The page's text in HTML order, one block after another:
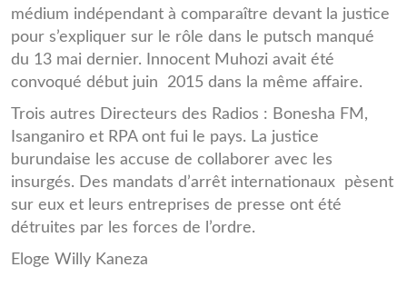
médium indépendant à comparaître devant la justice
pour s’expliquer sur le rôle dans le putsch manqué
du 13 mai dernier. Innocent Muhozi avait été
convoqué début juin 2015 dans la même affaire.
Trois autres Directeurs des Radios : Bonesha FM,
Isanganiro et RPA ont fui le pays. La justice
burundaise les accuse de collaborer avec les
insurgés. Des mandats d’arrêt internationaux pèsent
sur eux et leurs entreprises de presse ont été
détruites par les forces de l’ordre.
Eloge Willy Kaneza